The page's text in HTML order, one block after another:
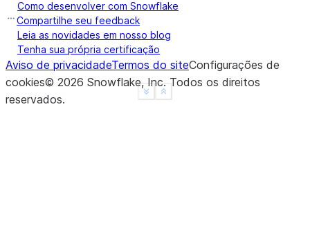
Show less
See more
Como desenvolver com Snowflake
Compartilhe seu feedback
Leia as novidades em nosso blog
Tenha sua própria certificação
Aviso de privacidadeTermos do siteConfigurações de
cookies© 2026 Snowflake, Inc. Todos os direitos
reservados.